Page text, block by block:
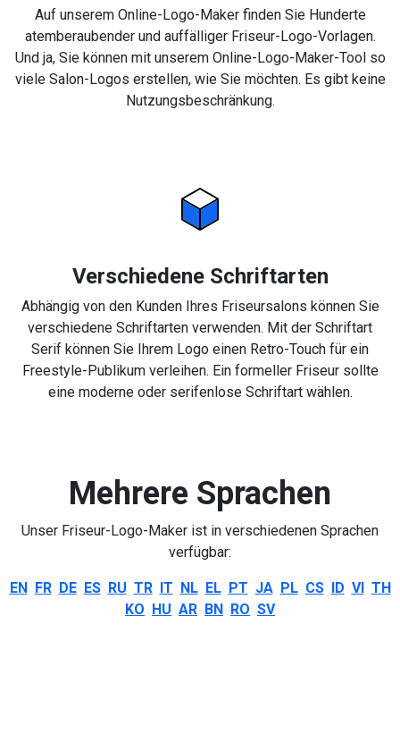
Auf unserem Online-Logo-Maker finden Sie Hunderte
atemberaubender und auffälliger Friseur-Logo-Vorlagen.
Und ja, Sie können mit unserem Online-Logo-Maker-Tool so
viele Salon-Logos erstellen, wie Sie möchten. Es gibt keine
Nutzungsbeschränkung.
Verschiedene Schriftarten
Abhängig von den Kunden Ihres Friseursalons können Sie
verschiedene Schriftarten verwenden. Mit der Schriftart
Serif können Sie Ihrem Logo einen Retro-Touch für ein
Freestyle-Publikum verleihen. Ein formeller Friseur sollte
eine moderne oder serifenlose Schriftart wählen.
Mehrere Sprachen
Unser Friseur-Logo-Maker ist in verschiedenen Sprachen
verfügbar:
EN FR DE ES RU TR IT NL EL PT JA PL CS ID VI TH
KO HU AR BN RO SV